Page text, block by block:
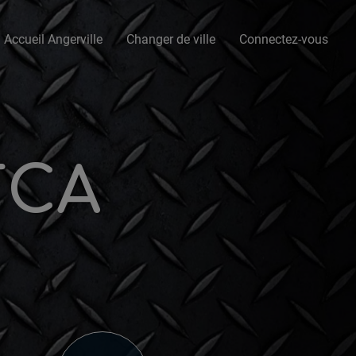
Accueil Angerville Changer de ville Connectez-vous